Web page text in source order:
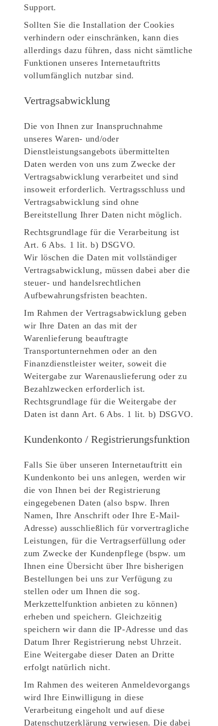
Support.
Sollten Sie die Installation der Cookies
verhindern oder einschränken, kann dies
allerdings dazu führen, dass nicht sämtliche
Funktionen unseres Internetauftritts
vollumfänglich nutzbar sind.
Vertragsabwicklung
Die von Ihnen zur Inanspruchnahme
unseres Waren- und/oder
Dienstleistungsangebots übermittelten
Daten werden von uns zum Zwecke der
Vertragsabwicklung verarbeitet und sind
insoweit erforderlich. Vertragsschluss und
Vertragsabwicklung sind ohne
Bereitstellung Ihrer Daten nicht möglich.
Rechtsgrundlage für die Verarbeitung ist
Art. 6 Abs. 1 lit. b) DSGVO.
Wir löschen die Daten mit vollständiger
Vertragsabwicklung, müssen dabei aber die
steuer- und handelsrechtlichen
Aufbewahrungsfristen beachten.
Im Rahmen der Vertragsabwicklung geben
wir Ihre Daten an das mit der
Warenlieferung beauftragte
Transportunternehmen oder an den
Finanzdienstleister weiter, soweit die
Weitergabe zur Warenauslieferung oder zu
Bezahlzwecken erforderlich ist.
Rechtsgrundlage für die Weitergabe der
Daten ist dann Art. 6 Abs. 1 lit. b) DSGVO.
Kundenkonto / Registrierungsfunktion
Falls Sie über unseren Internetauftritt ein
Kundenkonto bei uns anlegen, werden wir
die von Ihnen bei der Registrierung
eingegebenen Daten (also bspw. Ihren
Namen, Ihre Anschrift oder Ihre E-Mail-
Adresse) ausschließlich für vorvertragliche
Leistungen, für die Vertragserfüllung oder
zum Zwecke der Kundenpflege (bspw. um
Ihnen eine Übersicht über Ihre bisherigen
Bestellungen bei uns zur Verfügung zu
stellen oder um Ihnen die sog.
Merkzettelfunktion anbieten zu können)
erheben und speichern. Gleichzeitig
speichern wir dann die IP-Adresse und das
Datum Ihrer Registrierung nebst Uhrzeit.
Eine Weitergabe dieser Daten an Dritte
erfolgt natürlich nicht.
Im Rahmen des weiteren Anmeldevorgangs
wird Ihre Einwilligung in diese
Verarbeitung eingeholt und auf diese
Datenschutzerklärung verwiesen. Die dabei